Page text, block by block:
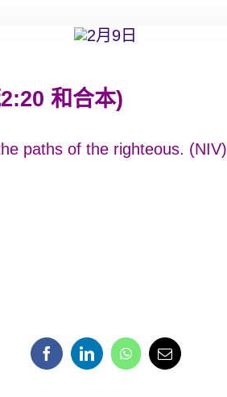
和合本)
paths of the righteous. (NIV)